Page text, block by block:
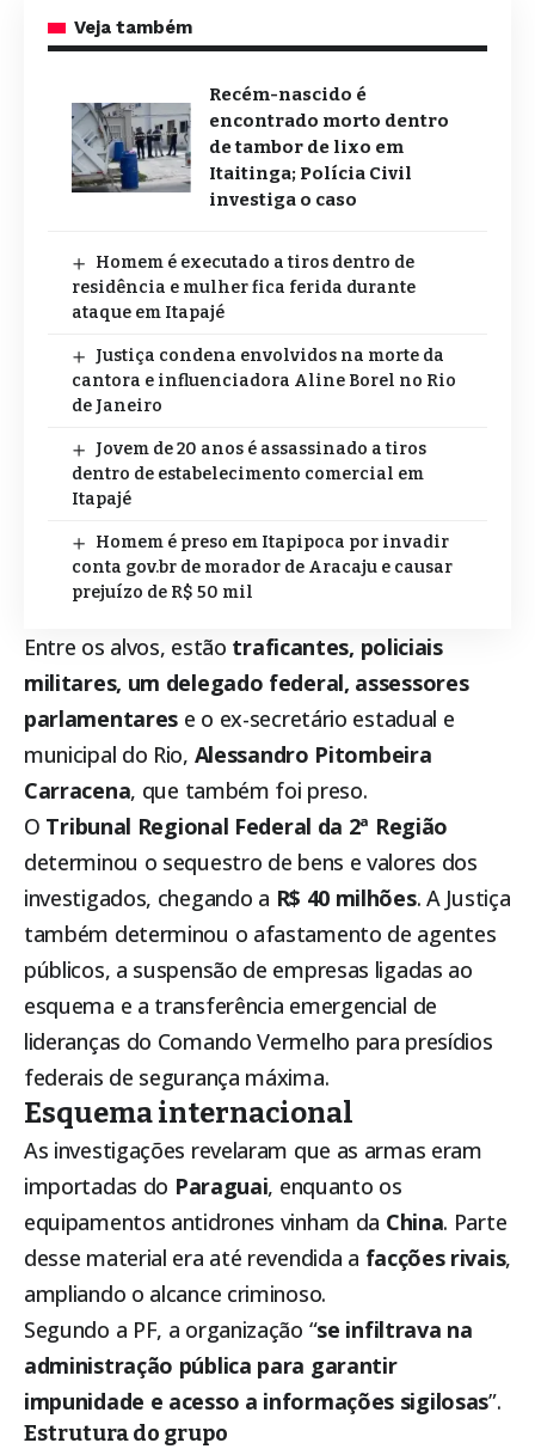
Veja também
Recém-nascido é
encontrado morto dentro
de tambor de lixo em
Itaitinga; Polícia Civil
investiga o caso
Homem é executado a tiros dentro de
residência e mulher fica ferida durante
ataque em Itapajé
Justiça condena envolvidos na morte da
cantora e influenciadora Aline Borel no Rio
de Janeiro
Jovem de 20 anos é assassinado a tiros
dentro de estabelecimento comercial em
Itapajé
Homem é preso em Itapipoca por invadir
conta gov.br de morador de Aracaju e causar
prejuízo de R$ 50 mil
Entre os alvos, estão traficantes, policiais
militares, um delegado federal, assessores
parlamentares e o ex-secretário estadual e
municipal do Rio, Alessandro Pitombeira
Carracena, que também foi preso.
O Tribunal Regional Federal da 2ª Região
determinou o sequestro de bens e valores dos
investigados, chegando a R$ 40 milhões. A Justiça
também determinou o afastamento de agentes
públicos, a suspensão de empresas ligadas ao
esquema e a transferência emergencial de
lideranças do Comando Vermelho para presídios
federais de segurança máxima.
Esquema internacional
As investigações revelaram que as armas eram
importadas do Paraguai, enquanto os
equipamentos antidrones vinham da China. Parte
desse material era até revendida a facções rivais,
ampliando o alcance criminoso.
Segundo a PF, a organização “se infiltrava na
administração pública para garantir
impunidade e acesso a informações sigilosas”.
Estrutura do grupo